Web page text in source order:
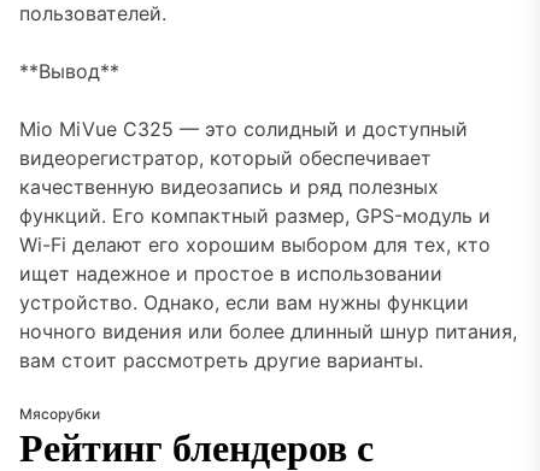
пользователей.
**Вывод**
Mio MiVue C325 — это солидный и доступный
видеорегистратор, который обеспечивает
качественную видеозапись и ряд полезных
функций. Его компактный размер, GPS-модуль и
Wi-Fi делают его хорошим выбором для тех, кто
ищет надежное и простое в использовании
устройство. Однако, если вам нужны функции
ночного видения или более длинный шнур питания,
вам стоит рассмотреть другие варианты.
Мясорубки
Рейтинг блендеров с